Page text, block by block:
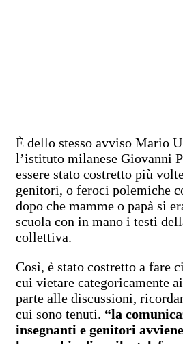
È dello stesso avviso Mario
l’istituto milanese Giovanni
essere stato costretto più
genitori, o feroci polemiche
dopo che mamme o papà si
scuola con in mano i testi
collettiva.
Così, è stato costretto a fare
cui vietare categoricamente
parte alle discussioni,
cui sono tenuti. “la
insegnanti e genitori